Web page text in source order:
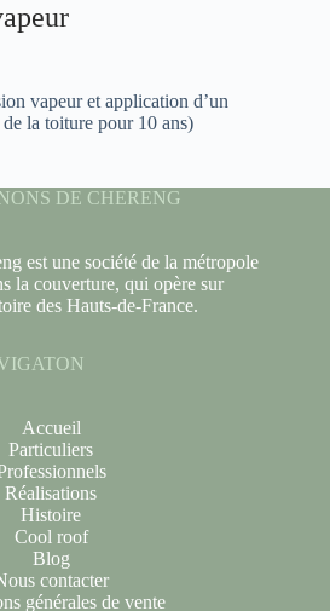
vapeur et application d’un
la toiture pour 10 ans)
DE CHERENG
est une société de la métropole
la couverture, qui opère sur
des Hauts-de-France.
Accueil
Particuliers
Réalisations
Histoire
Cool roof
Blog
contacter
générales de vente